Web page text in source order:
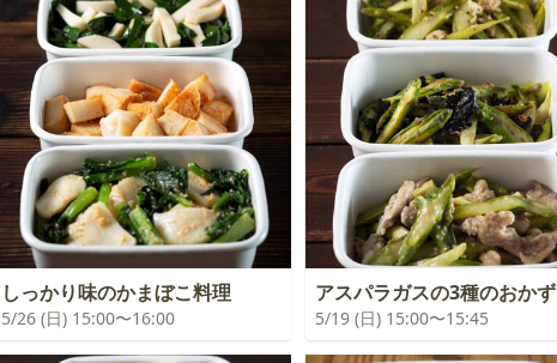
しっかり味のかまぼこ料理
5/26 (日) 15:00〜16:00
アスパラガスの3種のおかず
5/19 (日) 15:00〜15:45